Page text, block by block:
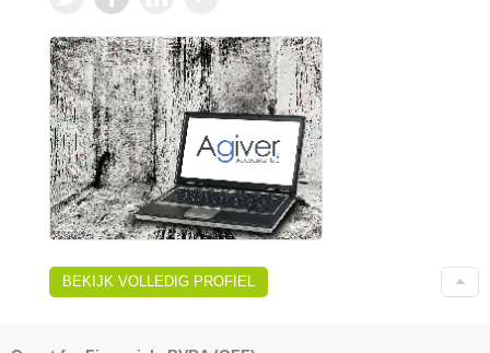
BEKIJK VOLLEDIG PROFIEL